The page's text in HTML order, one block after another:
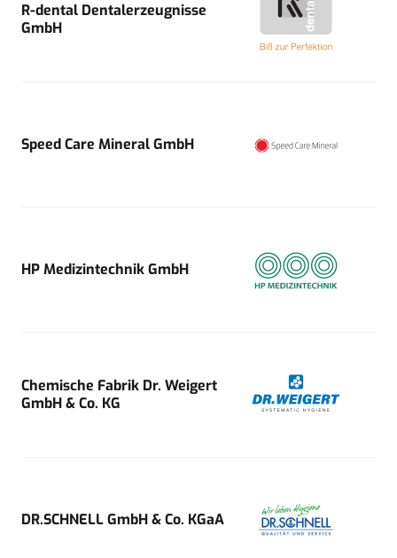
R-dental Dentalerzeugnisse
GmbH
Speed Care Mineral GmbH
HP Medizintechnik GmbH
Chemische Fabrik Dr. Weigert
GmbH & Co. KG
DR.SCHNELL GmbH & Co. KGaA